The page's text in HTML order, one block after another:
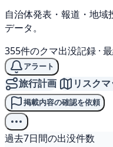
自治体発表・報道・地
データ。
355件のクマ出没記録 ·
アラート
旅行計画 リスク
掲載内容の確認を依頼
過去7日間の出没件数